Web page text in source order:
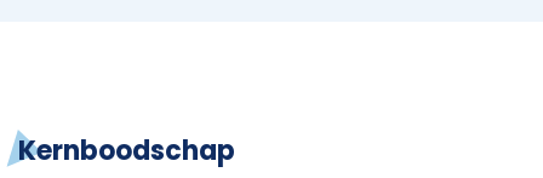
Kernboodschap